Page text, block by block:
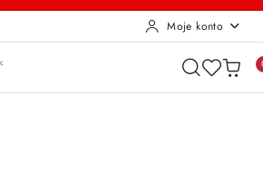
Moje konto